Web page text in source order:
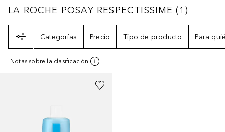
LA ROCHE POSAY RESPECTISSIME 1
LA ROCHE POSAY RESPECTISSIME (1 )
Categorías
Precio Tipo de producto Para
Notas sobre la clasificación